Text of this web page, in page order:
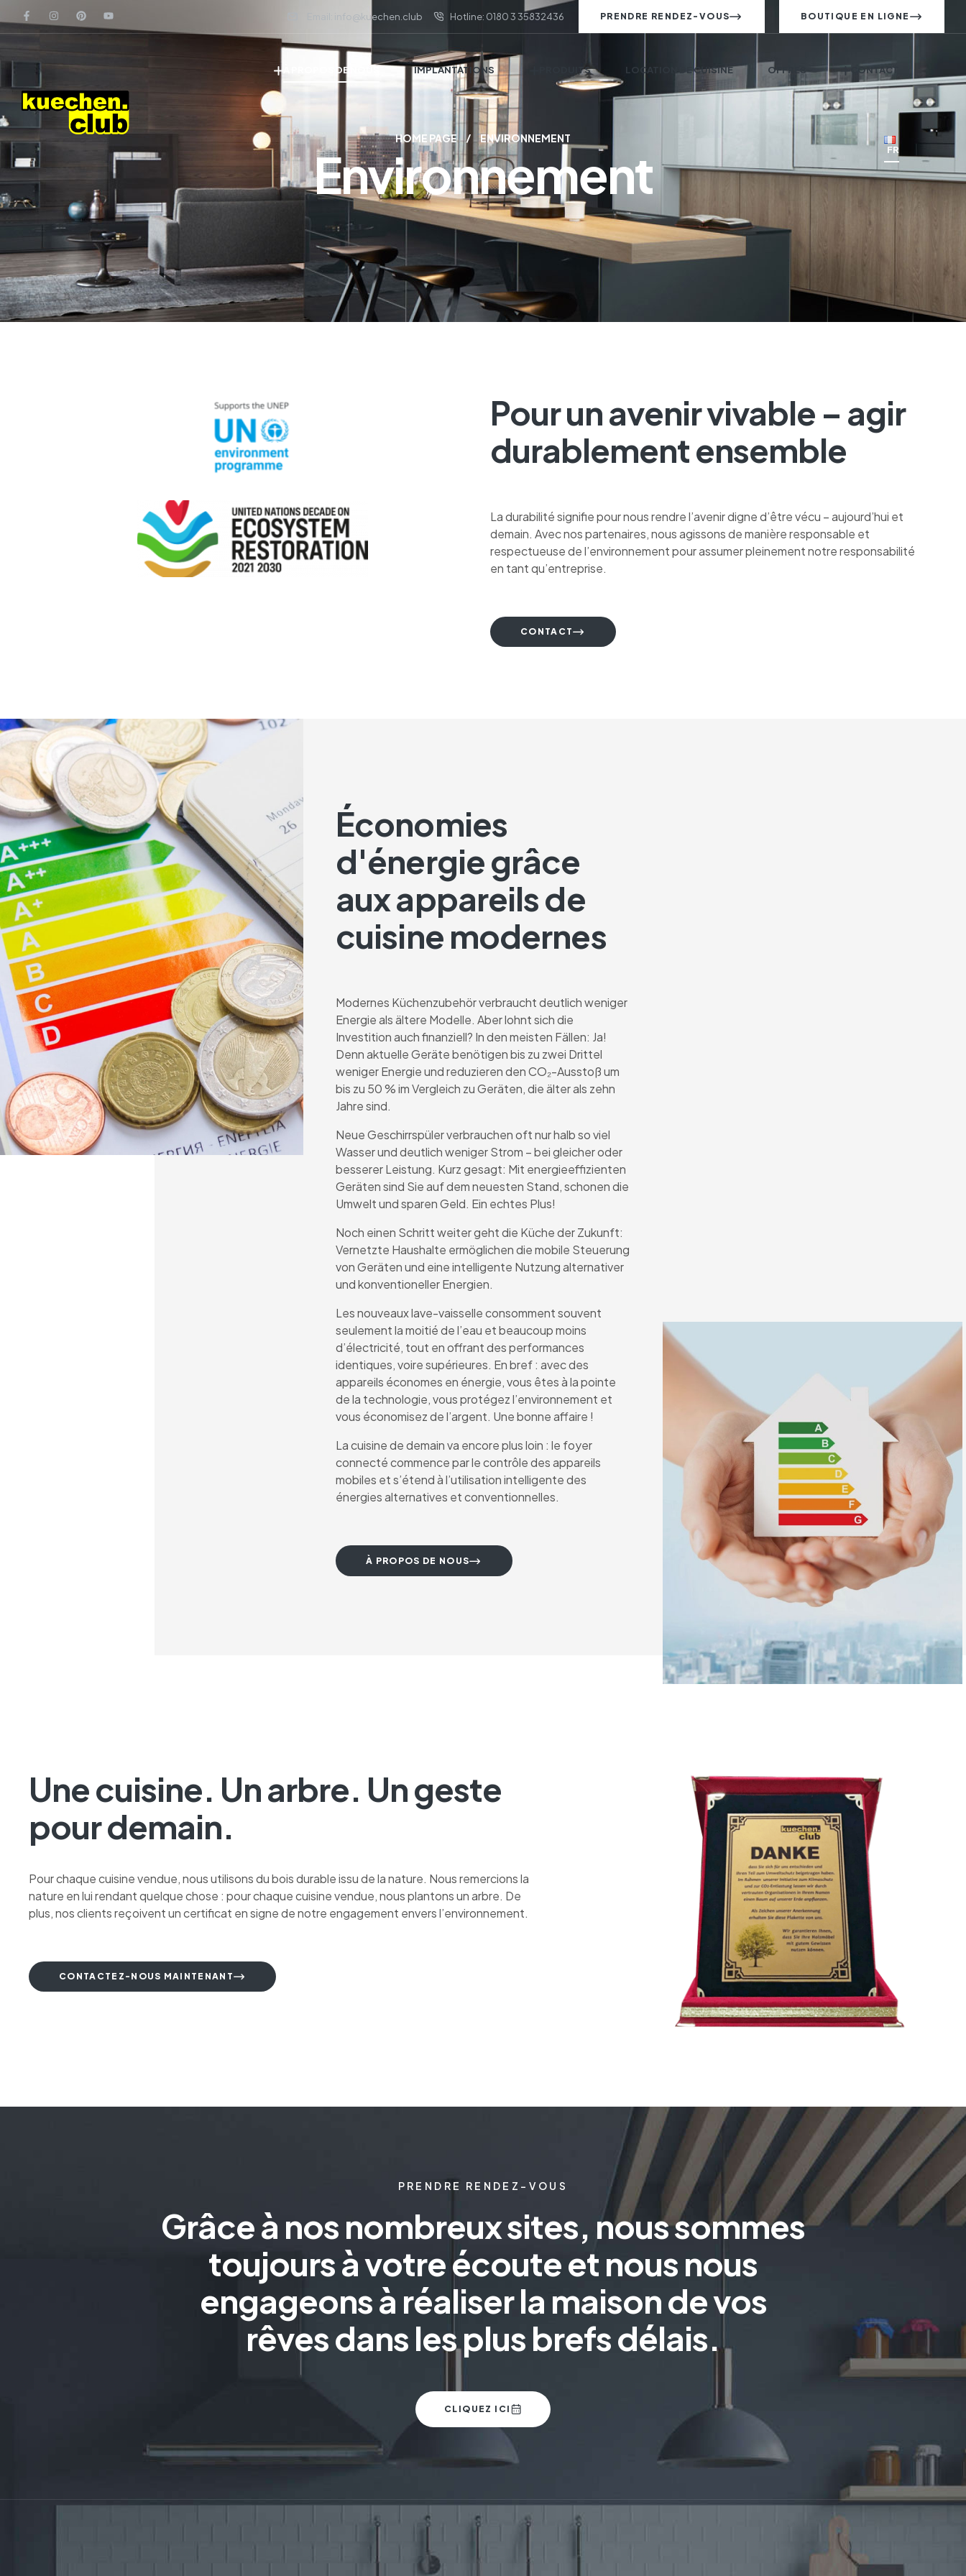
Email: info@kuechen.club Hotline: 0180 3 35832436 PRENDRE RENDEZ-VOUS BOUTIQUE EN LIGNE
À PROPOS DE NOUS IMPLANTATIONS PRODUITS LOCATION DE CUISINE OFFRES CONTACT
FR
HOME PAGE ENVIRONNEMENT
Environnement
Pour un avenir vivable – agir
durablement ensemble
La durabilité signifie pour nous rendre l’avenir digne d’être vécu – aujourd’hui et
demain. Avec nos partenaires, nous agissons de manière responsable et
respectueuse de l’environnement pour assumer pleinement notre responsabilité
en tant qu’entreprise.
CONTACT
Économies
d'énergie grâce
aux appareils de
cuisine modernes
Modernes Küchenzubehör verbraucht deutlich weniger
Energie als ältere Modelle. Aber lohnt sich die
Investition auch finanziell? In den meisten Fällen: Ja!
Denn aktuelle Geräte benötigen bis zu zwei Drittel
weniger Energie und reduzieren den CO₂-Ausstoß um
bis zu 50 % im Vergleich zu Geräten, die älter als zehn
Jahre sind.
Neue Geschirrspüler verbrauchen oft nur halb so viel
Wasser und deutlich weniger Strom – bei gleicher oder
besserer Leistung. Kurz gesagt: Mit energieeffizienten
Geräten sind Sie auf dem neuesten Stand, schonen die
Umwelt und sparen Geld. Ein echtes Plus!
Noch einen Schritt weiter geht die Küche der Zukunft:
Vernetzte Haushalte ermöglichen die mobile Steuerung
von Geräten und eine intelligente Nutzung alternativer
und konventioneller Energien.
Les nouveaux lave-vaisselle consomment souvent
seulement la moitié de l’eau et beaucoup moins
d’électricité, tout en offrant des performances
identiques, voire supérieures. En bref : avec des
appareils économes en énergie, vous êtes à la pointe
de la technologie, vous protégez l’environnement et
vous économisez de l’argent. Une bonne affaire !
La cuisine de demain va encore plus loin : le foyer
connecté commence par le contrôle des appareils
mobiles et s’étend à l’utilisation intelligente des
énergies alternatives et conventionnelles.
À PROPOS DE NOUS
Une cuisine. Un arbre. Un geste
pour demain.
Pour chaque cuisine vendue, nous utilisons du bois durable issu de la nature. Nous remercions la
nature en lui rendant quelque chose : pour chaque cuisine vendue, nous plantons un arbre. De
plus, nos clients reçoivent un certificat en signe de notre engagement envers l’environnement.
CONTACTEZ-NOUS MAINTENANT
PRENDRE RENDEZ-VOUS
Grâce à nos nombreux sites, nous sommes
toujours à votre écoute et nous nous
engageons à réaliser la maison de vos
rêves dans les plus brefs délais.
CLIQUEZ ICI